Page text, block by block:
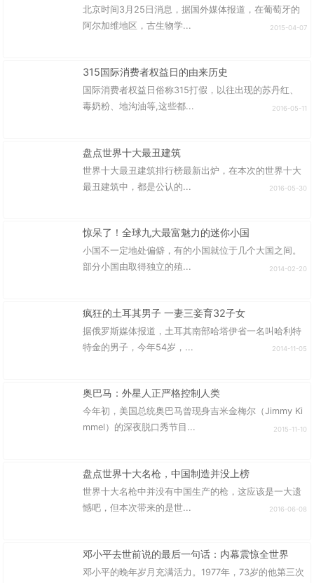
北京时间3月25日消息，据国外媒体报道，在葡萄牙的
阿尔加维地区，古生物学...
2015-04-07
315国际消费者权益日的由来历史
国际消费者权益日俗称315打假，以往出现的苏丹红、
毒奶粉、地沟油等,这些都...
2016-05-11
盘点世界十大最丑建筑
世界十大最丑建筑排行榜最新出炉，在本次的世界十大
最丑建筑中，都是公认的...
2016-05-30
惊呆了！全球九大最富魅力的迷你小国
小国不一定地处偏僻，有的小国就位于几个大国之间。
部分小国由取得独立的殖...
2014-02-20
疯狂的土耳其男子 一妻三妾育32子女
据俄罗斯媒体报道，土耳其南部哈塔伊省一名叫哈利特
特金的男子，今年54岁，...
2014-11-05
奥巴马：外星人正严格控制人类
今年初，美国总统奥巴马曾现身吉米金梅尔（Jimmy Ki
mmel）的深夜脱口秀节目...
2015-11-10
盘点世界十大名枪，中国制造并没上榜
世界十大名枪中并没有中国生产的枪，这应该是一大遗
憾吧，但本次带来的是世...
2016-06-08
邓小平去世前说的最后一句话：内幕震惊全世界
邓小平的晚年岁月充满活力。1977年，73岁的他第三次